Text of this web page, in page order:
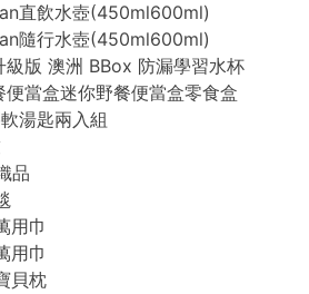
直飲水壺(450ml600ml)
隨行水壺(450ml600ml)
級版 澳洲 BBox 防漏學習水杯
便當盒迷你野餐便當盒零食盒
湯匙兩入組
品
用巾
用巾
貝枕